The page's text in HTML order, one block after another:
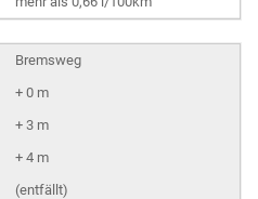
Bremsweg
+ 0 m
+ 3 m
+ 4 m
(entfällt)